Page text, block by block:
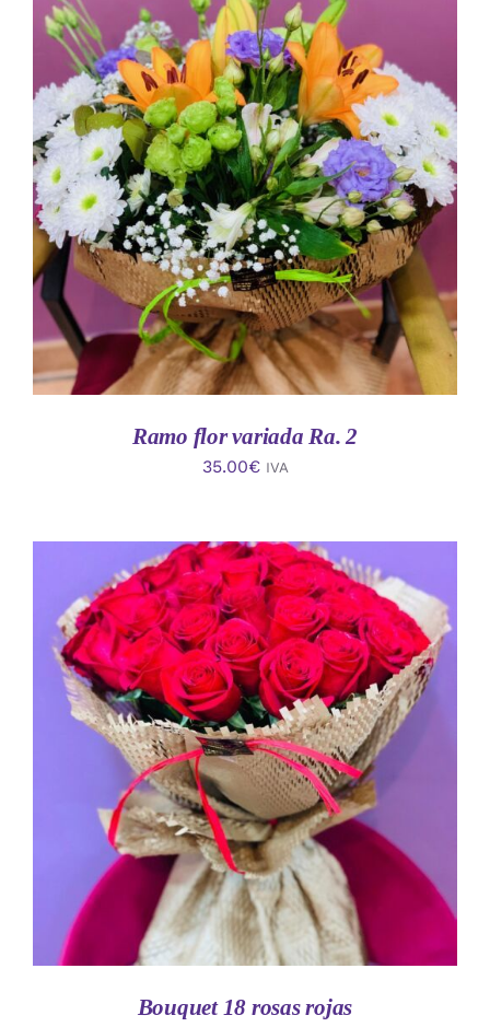
AÑADIR AL CARRITO
/
DETALLES
Ramo flor variada Ra. 2
35.00€ IVA
AÑADIR AL CARRITO
/
DETALLES
Bouquet 18 rosas rojas